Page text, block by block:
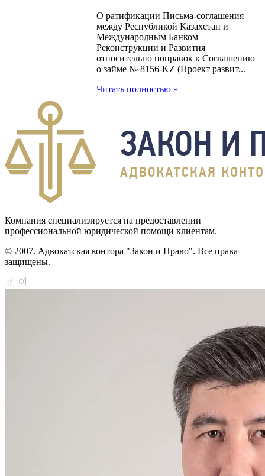
О ратификации Письма-соглашения
между Республикой Казахстан и
Международным Банком
Реконструкции и Развития
относительно поправок к Соглашению
о займе № 8156-KZ (Проект развит...
Читать полностью »
Компания специализируется на предоставлении
профессиональной юридической помощи клиентам.
© 2007. Адвокатская контора "Закон и Право". Все права
защищены.